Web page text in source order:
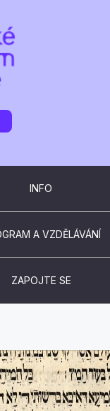
INFO
A VZDĚLÁVÁNÍ
ZAPOJTE SE